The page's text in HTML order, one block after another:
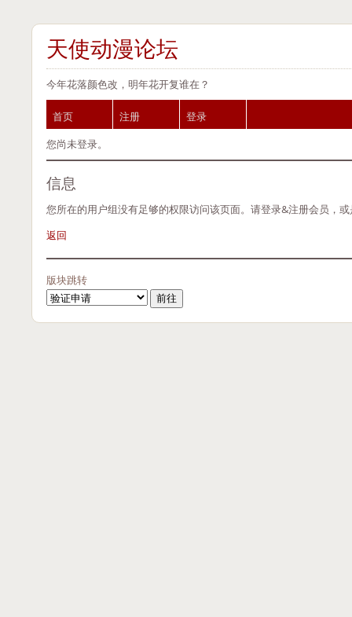
天使动漫论坛
今年花落颜色改，明年花开复谁在？
首页 注册
登录
您尚未登录。
信息
您所在的用户组没有足够的权限访问该页面。请登录&注册会员，
返回
版块跳转